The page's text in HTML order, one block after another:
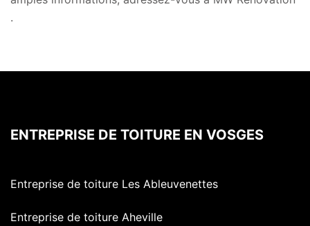
.
ENTREPRISE DE TOITURE EN VOSGES
Entreprise de toiture Les Ableuvenettes
Entreprise de toiture Aheville